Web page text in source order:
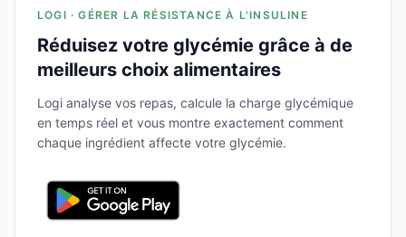
LOGI · GÉRER LA RÉSISTANCE À L'INSULINE
Réduisez votre glycémie grâce à de
meilleurs choix alimentaires
Logi analyse vos repas, calcule la charge glycémique
en temps réel et vous montre exactement comment
chaque ingrédient affecte votre glycémie.